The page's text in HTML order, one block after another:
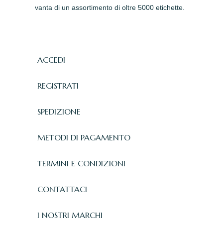
vanta di un assortimento di oltre 5000 etichette.
ACCEDI
REGISTRATI
SPEDIZIONE
METODI DI PAGAMENTO
TERMINI E CONDIZIONI
CONTATTACI
I NOSTRI MARCHI